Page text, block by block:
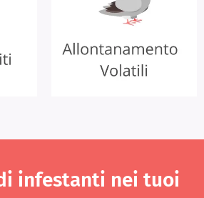
infestanti nei tuoi